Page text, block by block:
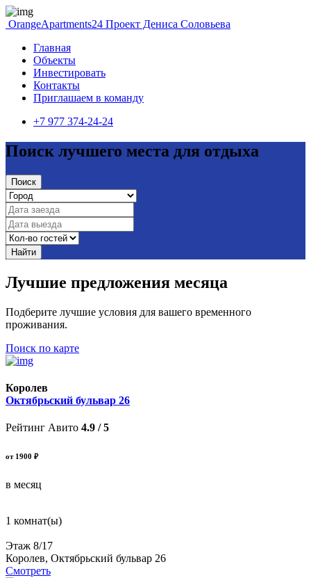
OrangeApartments24 Проект Дениса Соловьева
Главная
Объекты
Инвестировать
Контакты
Приглашаем в команду
+7 977 374-24-24
Поиск лучшего места для отдыха
Поиск
Найти
Лучшие предложения месяца
Подберите лучшие условия для вашего временного
проживания.
Поиск по карте
Королев
Октябрьский бульвар 26
Рейтинг Авито 4.9 / 5
от 1900 ₽
в месяц
1 комнат(ы)
Этаж 8/17
Королев, Октябрьский бульвар 26
Смотреть